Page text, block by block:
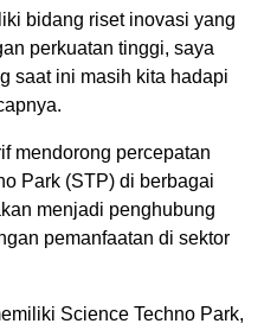
bidang riset inovasi yang
perkuatan tinggi, saya
saat ini masih kita hadapi
mendorong percepatan
Park (STP) di berbagai
menjadi penghubung
pemanfaatan di sektor
Science Techno Park,